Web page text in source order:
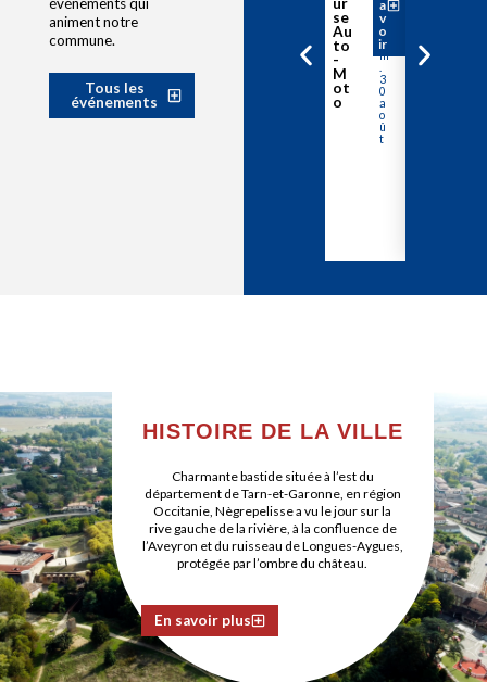
animent notre
commune.
Tous les
événements
se
Au
to
-
M
ot
o
2
9
&
di
m
3
0
a
o
û
t
a
v
o
ir
ma
nd
HISTOIRE DE LA VILLE
Charmante bastide située à l’est du
département de Tarn-et-Garonne, en région
Occitanie, Nègrepelisse a vu le jour sur la
rive gauche de la rivière, à la confluence de
l’Aveyron et du ruisseau de Longues-Aygues,
protégée par l’ombre du château.
En savoir plus